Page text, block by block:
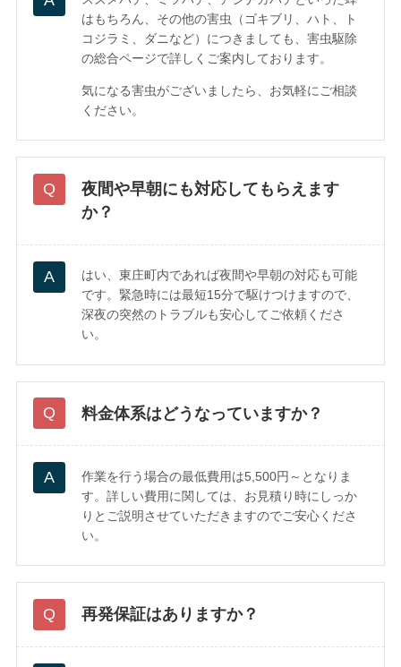
はもちろん、その他の害虫（ゴキブリ、ハト、ト
コジラミ、ダニなど）につきましても、害虫駆除
の総合ページで詳しくご案内しております。
気になる害虫がございましたら、お気軽にご相談
ください。
夜間や早朝にも対応してもらえます
か？
はい、東庄町内であれば夜間や早朝の対応も可能
です。緊急時には最短15分で駆けつけますので、
深夜の突然のトラブルも安心してご依頼くださ
い。
料金体系はどうなっていますか？
作業を行う場合の最低費用は5,500円～となりま
す。詳しい費用に関しては、お見積り時にしっか
りとご説明させていただきますのでご安心くださ
い。
再発保証はありますか？